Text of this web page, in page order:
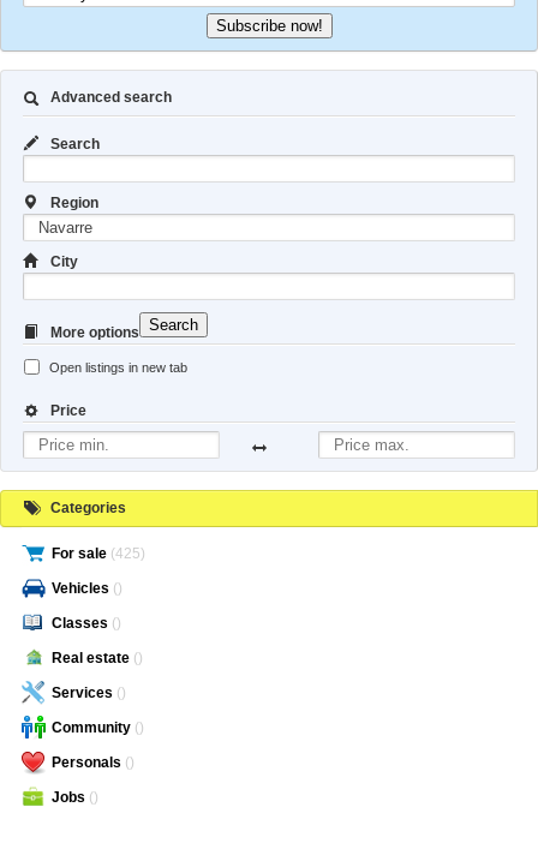
Subscribe now!
Advanced search
Search
Region
City
More options
Open listings in new tab
Price
Search
Categories
For sale (425)
Vehicles ()
Classes ()
Real estate ()
Services ()
Community ()
Personals ()
Jobs ()